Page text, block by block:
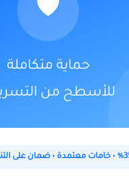
🛡️
حماية متكاملة
للأسطح من